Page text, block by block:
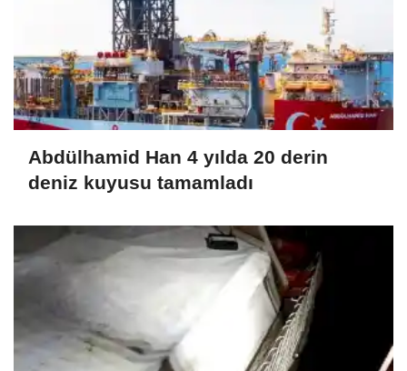
Abdülhamid Han 4 yılda 20 derin
deniz kuyusu tamamladı